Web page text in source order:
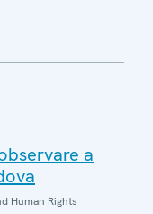
a
Human Rights